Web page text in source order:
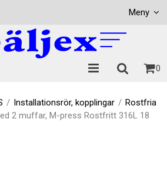
Meny
0
/ Installationsrör, kopplingar / Rostfria
2 muffar, M-press Rostfritt 316L 18